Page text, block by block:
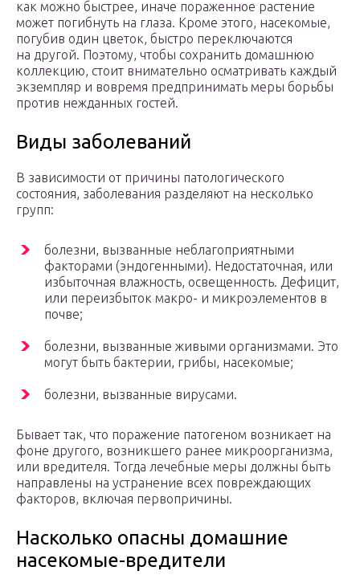
как можно быстрее, иначе пораженное растение
может погибнуть на глаза. Кроме этого, насекомые,
погубив один цветок, быстро переключаются
на другой. Поэтому, чтобы сохранить домашнюю
коллекцию, стоит внимательно осматривать каждый
экземпляр и вовремя предпринимать меры борьбы
против нежданных гостей.
Виды заболеваний
В зависимости от причины патологического
состояния, заболевания разделяют на несколько
групп:
болезни, вызванные неблагоприятными
факторами (эндогенными). Недостаточная, или
избыточная влажность, освещенность. Дефицит,
или переизбыток макро- и микроэлементов в
почве;
болезни, вызванные живыми организмами. Это
могут быть бактерии, грибы, насекомые;
болезни, вызванные вирусами.
Бывает так, что поражение патогеном возникает на
фоне другого, возникшего ранее микроорганизма,
или вредителя. Тогда лечебные меры должны быть
направлены на устранение всех повреждающих
факторов, включая первопричины.
Насколько опасны домашние
насекомые-вредители